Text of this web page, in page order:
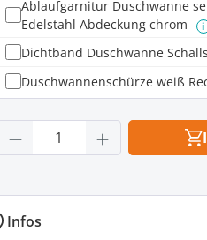
Ablaufgarnitur Duschwanne
Edelstahl Abdeckung chrom
i
Dichtband Duschwanne
Duschwannenschürze weiß
Produkt Anzahl:
Infos